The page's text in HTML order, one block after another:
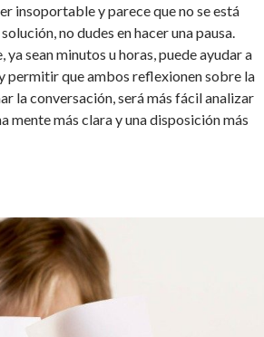
insoportable y parece que no se está
no dudes en hacer una pausa.
ya sean minutos u horas, puede ayudar a
permitir que ambos reflexionen sobre la
la conversación, será más fácil analizar
mente más clara y una disposición más